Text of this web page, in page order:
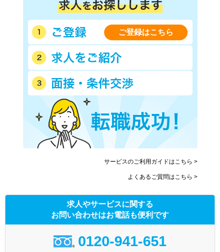
ご登録はこちら
サービスのご利用ガイドはこちら >
よくあるご質問はこちら >
求人やサービスに関する
お問い合わせはお電話も便利です
0120-941-651